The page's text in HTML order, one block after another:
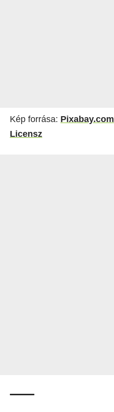
Kép forrása: Pixabay.com
Licensz